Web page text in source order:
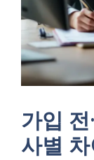
가입
사별 차